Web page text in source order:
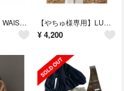
clastellar HIGH WAIST MERMAID SKIRT 【やちゅ様専用】LUCIA FRINGE ROMPERS
¥ 4,200